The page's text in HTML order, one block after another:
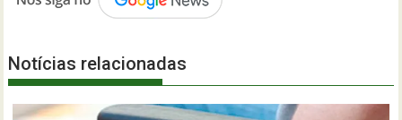
Notícias relacionadas